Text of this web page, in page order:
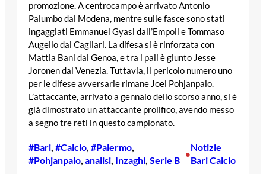
promozione. A centrocampo è arrivato Antonio
Palumbo dal Modena, mentre sulle fasce sono stati
ingaggiati Emmanuel Gyasi dall’Empoli e Tommaso
Augello dal Cagliari. La difesa si è rinforzata con
Mattia Bani dal Genoa, e tra i pali è giunto Jesse
Joronen dal Venezia. Tuttavia, il pericolo numero uno
per le difese avversarie rimane Joel Pohjanpalo.
L’attaccante, arrivato a gennaio dello scorso anno, si è
già dimostrato un attaccante prolifico, avendo messo
a segno tre reti in questo campionato.
#Bari #Calcio #Palermo
#Pohjanpalo analisi Inzaghi Serie B
•
Notizie
Bari Calcio